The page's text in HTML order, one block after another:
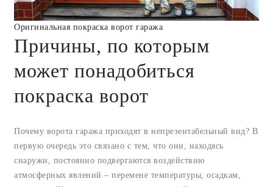
Оригинальная покраска ворот гаража
Причины, по которым
может понадобиться
покраска ворот
Почему ворота гаража приходят в непрезентабельный вид? В
первую очередь это связано с тем, что они, находясь
снаружи, постоянно подвергаются воздействию
атмосферных явлений – перемене температуры, осадкам,